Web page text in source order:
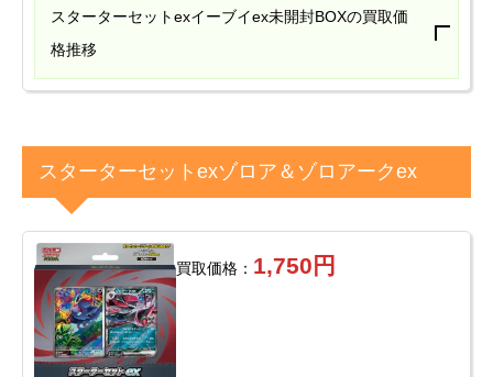
スターターセットexイーブイex未開封BOXの買取価
格推移
スターターセットexゾロア＆ゾロアークex
買取価格： 1,750円